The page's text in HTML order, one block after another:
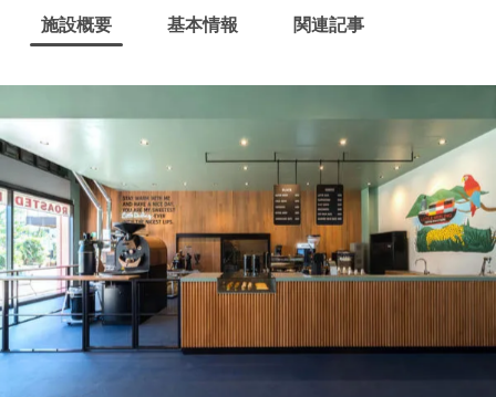
施設概要 基本情報 関連記事